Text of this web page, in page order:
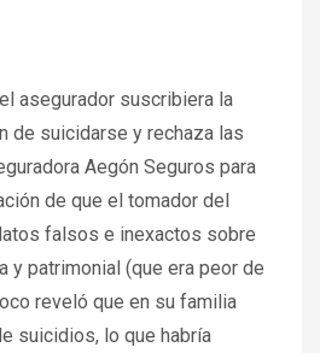
asegurador suscribiera la
de suicidarse y rechaza las
Aegón Seguros para
de que el tomador del
falsos e inexactos sobre
y patrimonial (que era peor de
reveló que en su familia
suicidios, lo que habría